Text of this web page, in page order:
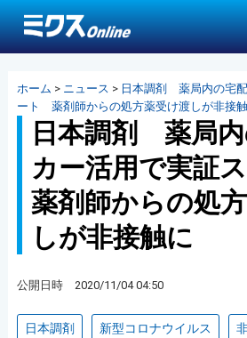
ホーム > ニュース > 日本調剤 薬局内の宅
ート 薬剤師からの処方薬受け渡しが非接
日本調剤 薬局
カー活用で実証
薬剤師からの処
しが非接触に
公開日時 2020/11/04 04:50
日本調剤 新型コロナウイルス